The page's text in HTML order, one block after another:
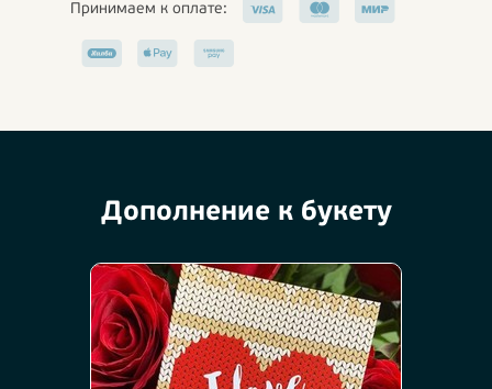
Принимаем к оплате:
Дополнение к букету